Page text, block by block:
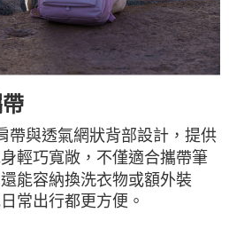
帶與透氣網狀背部設計，提供
輕巧寬敞，不僅適合攜帶筆
能容納換洗衣物或額外裝
常出行都更方便。